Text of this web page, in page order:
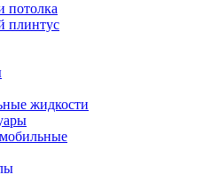
потолка
плинтус
жидкости